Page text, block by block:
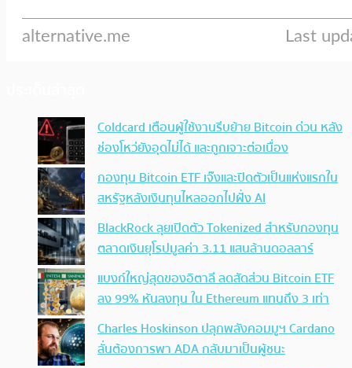
Coldcard เตือนผู้ใช้งานรีบย้าย Bitcoin ด่วน หลัง
ช่องโหว่ยังอุดไม่ได้ และถูกเจาะต่อเนื่อง
กองทุน Bitcoin ETF เจ๊งและปิดตัวเป็นแห่งแรกใน
สหรัฐหลังเงินทุนไหลออกไปฝั่ง AI
BlackRock ลุยเปิดตัว Tokenized สำหรับกองทุน
ตลาดเงินยุโรปมูลค่า 3.11 แสนล้านดอลลาร์
แบงก์ใหญ่สุดของอิตาลี ลดสัดส่วน Bitcoin ETF
ลง 99% หันลงทุน ใน Ethereum แทนถึง 3 เท่า
Charles Hoskinson ปลุกพลังคอมมูฯ Cardano
ลั่นต้องการพา ADA กลับมาเป็นผู้ชนะ